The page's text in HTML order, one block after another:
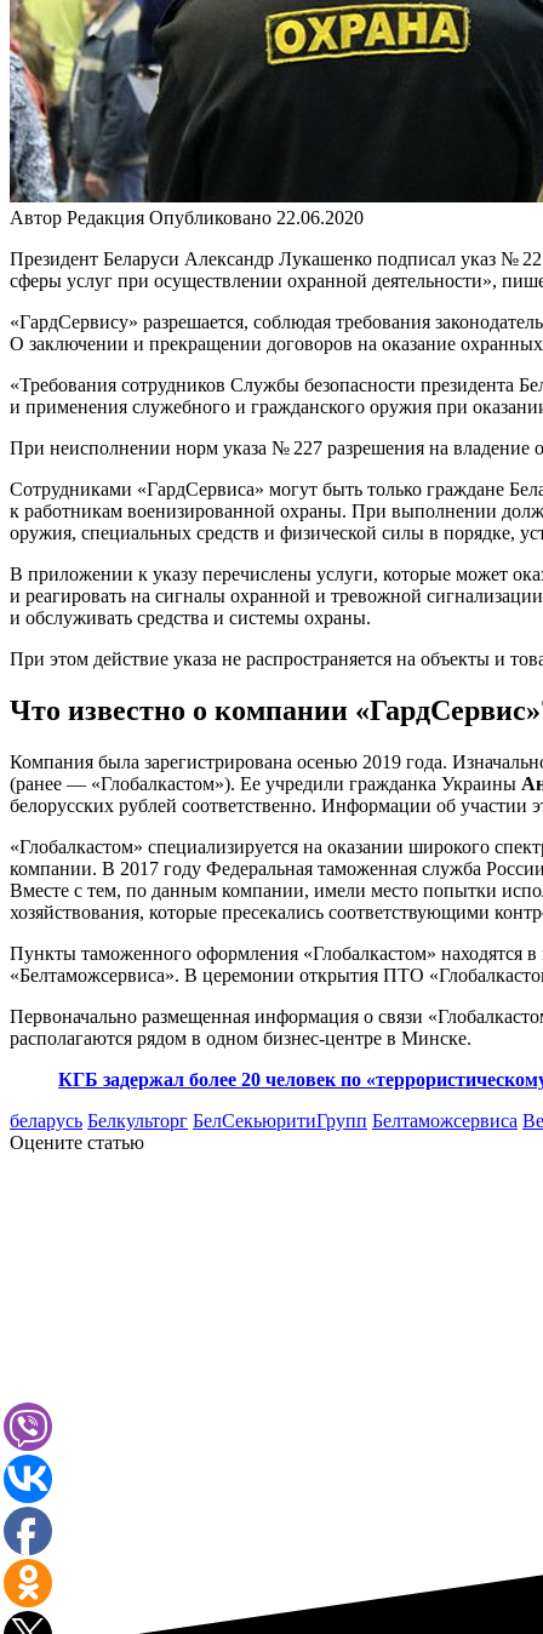
Автор Редакция Опубликовано 22.06.2020
Президент Беларуси Александр Лукашенко подписал указ №
сферы услуг при осуществлении охранной деятельности»,
«ГардСервису» разрешается, соблюдая требования
О заключении и прекращении договоров на оказание
«Требования сотрудников Службы безопасности президента
и применения служебного и гражданского оружия при
При неисполнении норм указа № 227 разрешения на владение
Сотрудниками «ГардСервиса» могут быть только граждане
к работникам военизированной охраны. При выполнении
оружия, специальных средств и физической силы в порядке,
В приложении к указу перечислены услуги, которые может
и реагировать на сигналы охранной и тревожной
и обслуживать средства и системы охраны.
При этом действие указа не распространяется на объекты и
Что известно о компании
Компания была зарегистрирована осенью 2019 года.
(ранее — «Глобалкастом»). Ее учредили гражданка Украины
белорусских рублей соответственно. Информации об участии
«Глобалкастом» специализируется на оказании широкого
компании. В 2017 году Федеральная таможенная служба
Вместе с тем, по данным компании, имели место попытки
хозяйствования, которые пресекались соответствующими
Пункты таможенного оформления «Глобалкастом» находятся
«Белтаможсервиса». В церемонии открытия ПТО
Первоначально размещенная информация о связи
располагаются рядом в одном бизнес-центре в Минске.
КГБ задержал более 20 человек по
беларусь Белкульторг БелСекьюритиГрупп Белтаможсервиса
Оцените статью